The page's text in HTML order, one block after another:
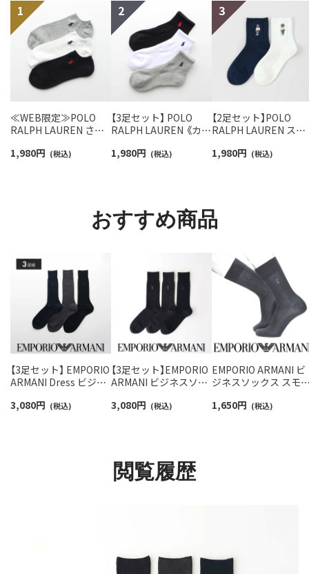
≪WEB限定≫POLO
RALPH LAUREN さら
スニーカー丈ソックス
1,980円 (税込)
【3足セット】 POLO
RALPH LAUREN 《カラ
ンポイントソックス シ
1,980円 (税込)
【2足セット】POLO
RALPH LAUREN スタ
ロベア オーガニック
1,980円 (税込)
おすすめ商品
【3足セット】 EMPORIO
ARMANI Dress ビジネ
クルー丈 メンズ 【365
3,080円 (税込)
【3足セット】EMPORIO
ARMANI ビジネスソッ
う クルー丈 メンズ
3,080円 (税込)
EMPORIO ARMANI ビ
ジネスソックス スモ
プ ワンポイントベア
1,650円 (税込)
閲覧履歴